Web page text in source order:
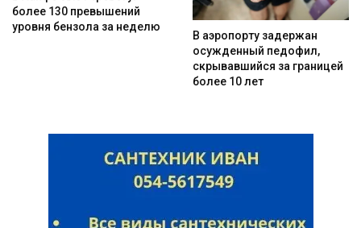
более 130 превышений
уровня бензола за неделю
В аэропорту задержан
осужденный педофил,
скрывавшийся за границей
более 10 лет